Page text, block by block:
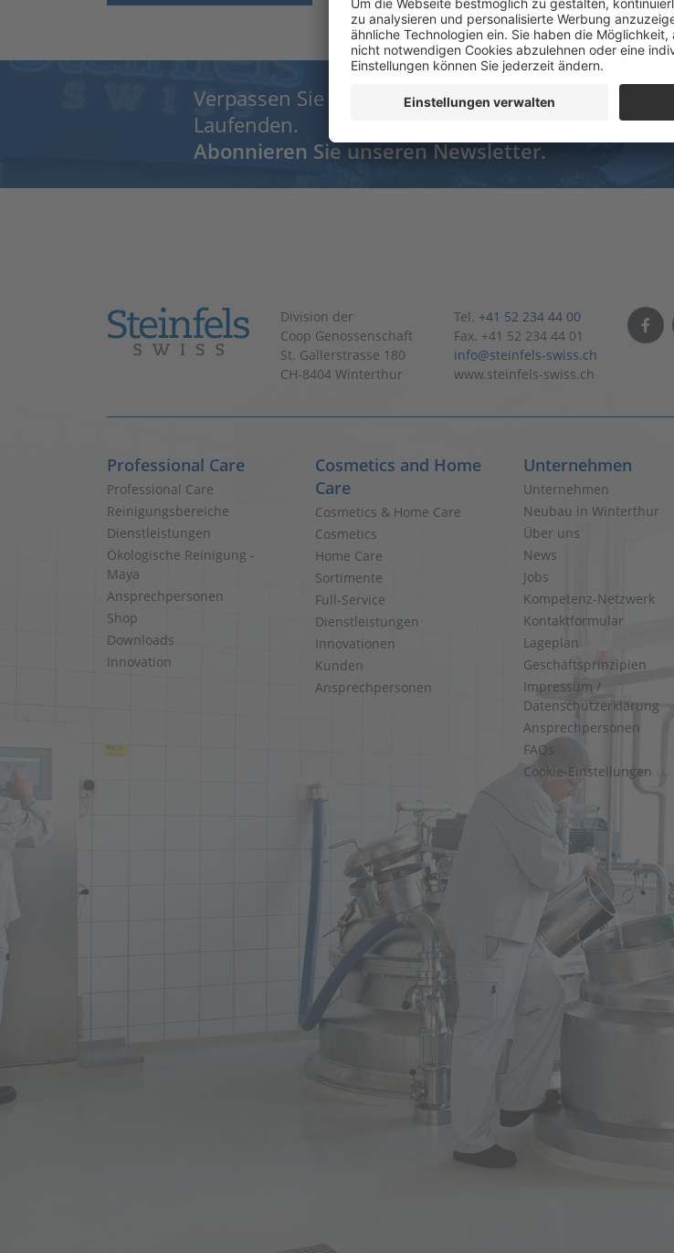
Verpassen Sie nichts und bleiben Sie immer auf dem
Laufenden.
Abonnieren Sie unseren Newsletter.
Division der
Coop Genossenschaft
St. Gallerstrasse 180
CH-8404 Winterthur
Tel. +41 52 234 44 00
Fax. +41 52 234 44 01
info@steinfels-swiss.ch
www.steinfels-swiss.ch
Professional Care
Professional Care
Reinigungsbereiche
Dienstleistungen
Ökologische Reinigung -
Maya
Ansprechpersonen
Shop
Downloads
Innovation
Cosmetics and Home
Care
Cosmetics & Home Care
Cosmetics
Home Care
Sortimente
Full-Service
Dienstleistungen
Innovationen
Kunden
Ansprechpersonen
Unternehmen
Unternehmen
Neubau in Winterthur
Über uns
News
Jobs
Kompetenz-Netzwerk
Kontaktformular
Lageplan
Geschäftsprinzipien
Impressum /
Datenschutzerklärung
Ansprechpersonen
FAQs
Cookie-Einstellungen